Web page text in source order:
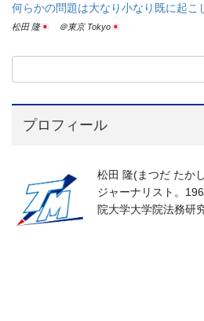
何らかの問題は大なり小なり既に起こ
松田 隆 ＠東京 Tokyo
プロフィール
松田 隆(まつだ たか
ジャーナリスト。
院大学大学院法務研